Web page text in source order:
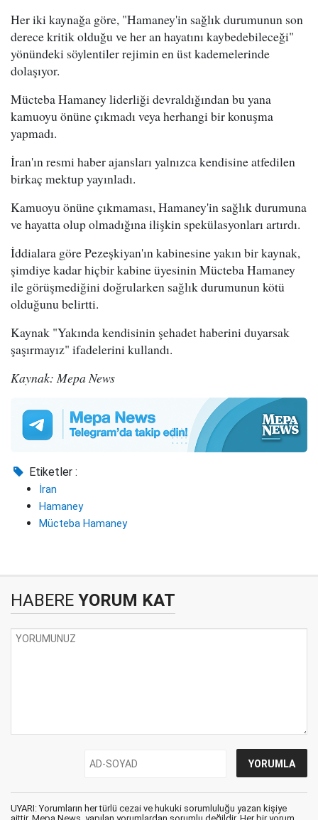
Her iki kaynağa göre, "Hamaney'in sağlık durumunun son
derece kritik olduğu ve her an hayatını kaybedebileceği"
yönündeki söylentiler rejimin en üst kademelerinde
dolaşıyor.
Mücteba Hamaney liderliği devraldığından bu yana
kamuoyu önüne çıkmadı veya herhangi bir konuşma
yapmadı.
İran'ın resmi haber ajansları yalnızca kendisine atfedilen
birkaç mektup yayınladı.
Kamuoyu önüne çıkmaması, Hamaney'in sağlık durumuna
ve hayatta olup olmadığına ilişkin spekülasyonları artırdı.
İddialara göre Pezeşkiyan'ın kabinesine yakın bir kaynak,
şimdiye kadar hiçbir kabine üyesinin Mücteba Hamaney
ile görüşmediğini doğrularken sağlık durumunun kötü
olduğunu belirtti.
Kaynak "Yakında kendisinin şehadet haberini duyarsak
şaşırmayız" ifadelerini kullandı.
Kaynak: Mepa News
Etiketler :
İran
Hamaney
Mücteba Hamaney
HABERE YORUM KAT
UYARI: Yorumların her türlü cezai ve hukuki sorumluluğu yazan kişiye